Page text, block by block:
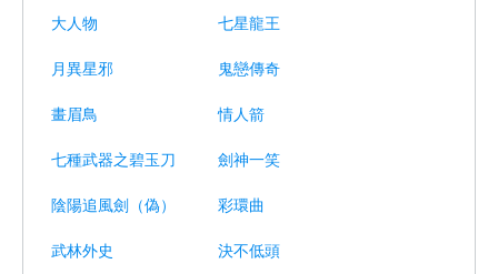
大人物 七星龍王
月異星邪 鬼戀傳奇
畫眉鳥 情人箭
七種武器之碧玉刀 劍神一笑
陰陽追風劍（偽） 彩環曲
武林外史 決不低頭